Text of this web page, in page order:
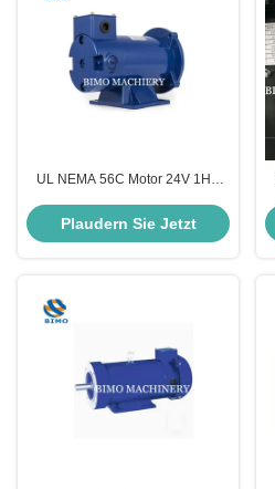
UL NEMA 56C Motor 24V 1HP
Niedriggeschwindigkeits-
Elektromotor
Plaudern Sie Jetzt